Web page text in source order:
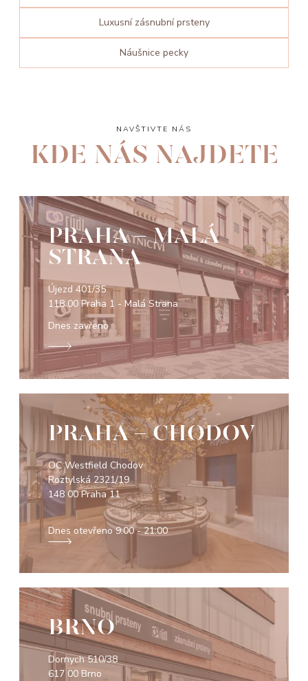
Luxusní zásnubní prsteny
Náušnice pecky
NAVŠTIVTE NÁS
KDE NÁS NAJDETE
PRAHA - MALÁ
STRANA
Újezd 401/35
118 00 Praha 1 - Malá Strana
Dnes zavřeno
PRAHA - CHODOV
OC Westfield Chodov
Roztylská 2321/19
148 00 Praha 11
Dnes otevřeno9:00 - 21:00
BRNO
Dornych 510/38
617 00 Brno